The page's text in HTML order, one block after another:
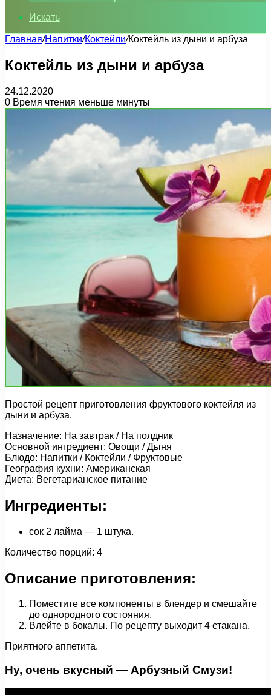
Искать
Главная/Напитки/Коктейли/Коктейль из дыни и арбуза
Коктейль из дыни и арбуза
24.12.2020
0 Время чтения меньше минуты
Простой рецепт приготовления фруктового коктейля из
дыни и арбуза.
Назначение: На завтрак / На полдник
Основной ингредиент: Овощи / Дыня
Блюдо: Напитки / Коктейли / Фруктовые
География кухни: Американская
Диета: Вегетарианское питание
Ингредиенты:
сок 2 лайма — 1 штука.
Количество порций: 4
Описание приготовления:
Поместите все компоненты в блендер и смешайте
до однородного состояния.
Влейте в бокалы. По рецепту выходит 4 стакана.
Приятного аппетита.
Ну, очень вкусный — Арбузный Смузи!